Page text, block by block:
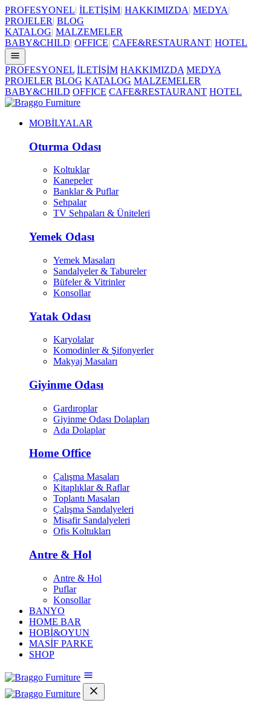
PROFESYONEL| İLETİŞİM| HAKKIMIZDA| MEDYA|
PROJELER| BLOG
KATALOG| MALZEMELER
BABY&CHILD| OFFICE| CAFE&RESTAURANT| HOTEL
PROFESYONEL İLETİŞİM HAKKIMIZDA MEDYA
PROJELER BLOG KATALOG MALZEMELER
BABY&CHILD OFFICE CAFE&RESTAURANT HOTEL
MOBİLYALAR
Oturma Odası
Koltuklar
Kanepeler
Banklar & Puflar
Sehpalar
TV Sehpaları & Üniteleri
Yemek Odası
Yemek Masaları
Sandalyeler & Tabureler
Büfeler & Vitrinler
Konsollar
Yatak Odası
Karyolalar
Komodinler & Şifonyerler
Makyaj Masaları
Giyinme Odası
Gardıroplar
Giyinme Odası Dolapları
Ada Dolaplar
Home Office
Çalışma Masaları
Kitaplıklar & Raflar
Toplantı Masaları
Çalışma Sandalyeleri
Misafir Sandalyeleri
Ofis Koltukları
Antre & Hol
Antre & Hol
Puflar
Konsollar
BANYO
HOME BAR
HOBİ&OYUN
MASİF PARKE
SHOP